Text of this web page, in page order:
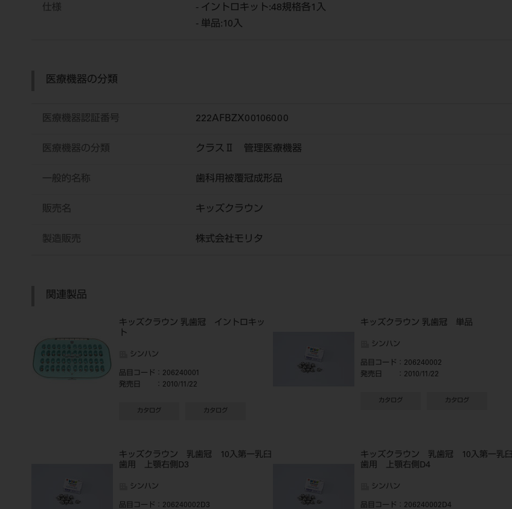
仕様
- イントロキット:48規格各1入
- 単品:10入
医療機器の分類
医療機器認証番号 222AFBZX00106000
医療機器の分類 クラスⅡ 管理医療機器
一般的名称 歯科用被覆冠成形品
販売名 キッズクラウン
製造販売 株式会社モリタ
関連製品
キッズクラウン 乳歯冠 イントロキッ
ト
シンハン
品目コード ：206240001
発売日
：2010/11/22
カタログ カタログ
キッズクラウン 乳歯冠 単品
シンハン
品目コード ：206240002
発売日
：2010/11/22
カタログ カタログ
キッズクラウン 乳歯冠 10入第一乳臼
歯用 上顎右側D3
シンハン
品目コード ：206240002D3
キッズクラウン 乳歯冠 10入第一乳臼
歯用 上顎右側D4
シンハン
品目コード ：206240002D4